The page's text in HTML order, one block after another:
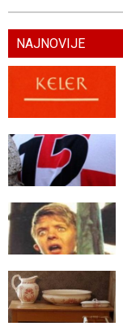
NAJNOVIJE